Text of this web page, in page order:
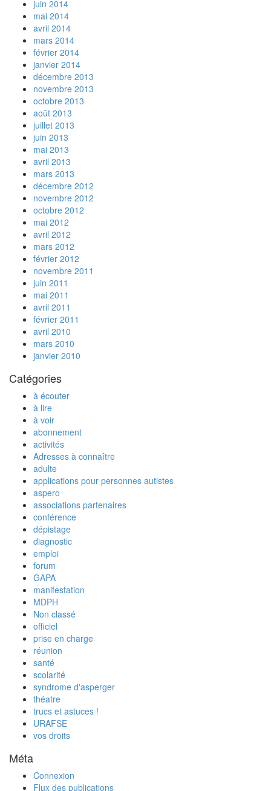
juin 2014
mai 2014
avril 2014
mars 2014
février 2014
janvier 2014
décembre 2013
novembre 2013
octobre 2013
août 2013
juillet 2013
juin 2013
mai 2013
avril 2013
mars 2013
décembre 2012
novembre 2012
octobre 2012
mai 2012
avril 2012
mars 2012
février 2012
novembre 2011
juin 2011
mai 2011
avril 2011
février 2011
avril 2010
mars 2010
janvier 2010
Catégories
à écouter
à lire
à voir
abonnement
activités
Adresses à connaître
adulte
applications pour personnes autistes
aspero
associations partenaires
conférence
dépistage
diagnostic
emploi
forum
GAPA
manifestation
MDPH
Non classé
officiel
prise en charge
réunion
santé
scolarité
syndrome d'asperger
théatre
trucs et astuces !
URAFSE
vos droits
Méta
Connexion
Flux des publications